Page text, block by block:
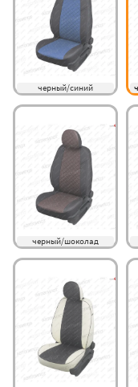
черный/синий
черный/шоколад